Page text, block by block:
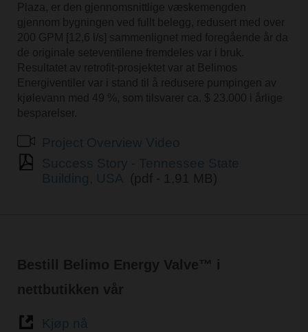
Plaza, er den gjennomsnittlige væskemengden
gjennom bygningen ved fullt belegg, redusert med over
200 GPM [12,6 l/s] sammenlignet med foregående år da
de originale seteventilene fremdeles var i bruk.
Resultatet av retrofit-prosjektet var at Belimos
Energiventiler var i stand til å redusere pumpingen av
kjølevann med 49 %, som tilsvarer ca. $ 23.000 i årlige
besparelser.
(pdf - 1,91 MB)
Bestill Belimo Energy Valve™ i
nettbutikken vår